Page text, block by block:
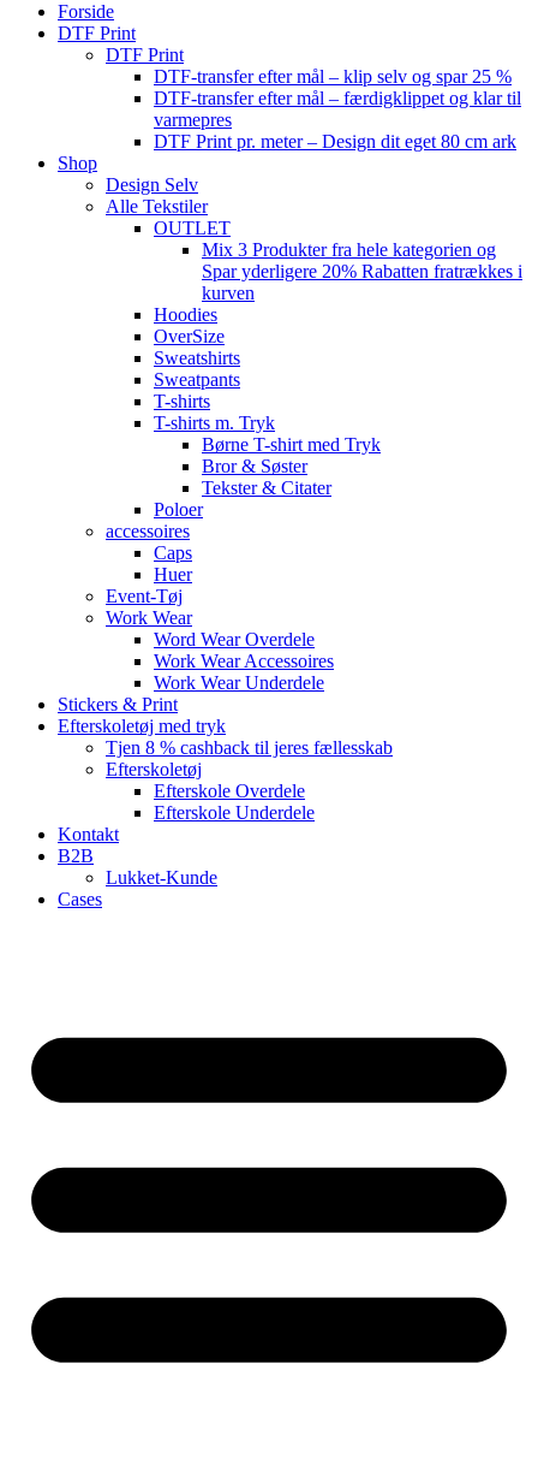
Forside
DTF Print
DTF Print
DTF-transfer efter mål – klip selv og spar 25 %
DTF-transfer efter mål – færdigklippet og klar til
varmepres
DTF Print pr. meter – Design dit eget 80 cm ark
Shop
Design Selv
Alle Tekstiler
OUTLET
Mix 3 Produkter fra hele kategorien og
Spar yderligere 20% Rabatten fratrækkes i
kurven
Hoodies
OverSize
Sweatshirts
Sweatpants
T-shirts
T-shirts m. Tryk
Børne T-shirt med Tryk
Bror & Søster
Tekster & Citater
Poloer
accessoires
Caps
Huer
Event-Tøj
Work Wear
Word Wear Overdele
Work Wear Accessoires
Work Wear Underdele
Stickers & Print
Efterskoletøj med tryk
Tjen 8 % cashback til jeres fællesskab
Efterskoletøj
Efterskole Overdele
Efterskole Underdele
Kontakt
B2B
Lukket-Kunde
Cases